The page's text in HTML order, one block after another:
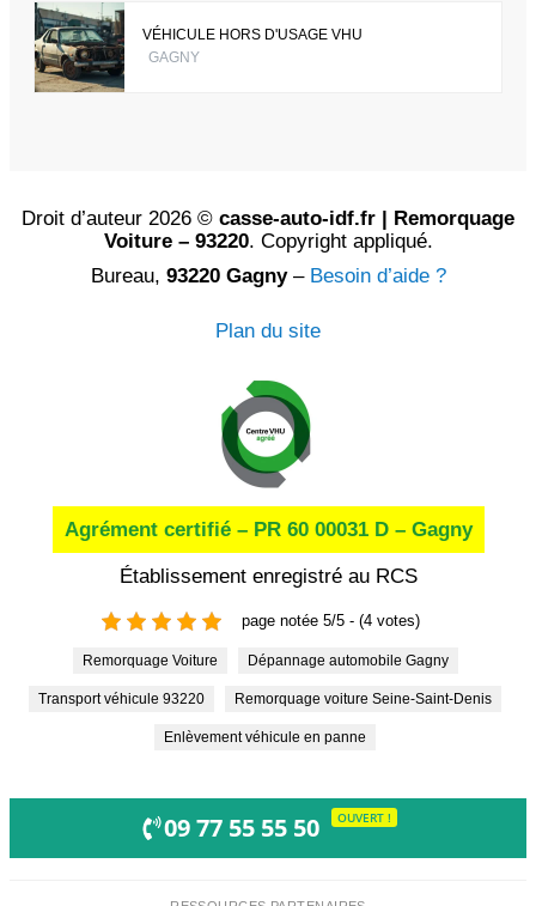
VÉHICULE HORS D'USAGE VHU
GAGNY
Droit d’auteur 2026 © casse-auto-idf.fr | Remorquage
Voiture – 93220. Copyright appliqué.
Bureau, 93220 Gagny– Besoin d’aide ?
Plan du site
Agrément certifié – PR 60 00031 D – Gagny
Établissement enregistré au RCS
page notée 5/5 - (4 votes)
Remorquage Voiture Dépannage automobile Gagny
Transport véhicule 93220 Remorquage voiture Seine-Saint-Denis
Enlèvement véhicule en panne
09 77 55 55 50 OUVERT !